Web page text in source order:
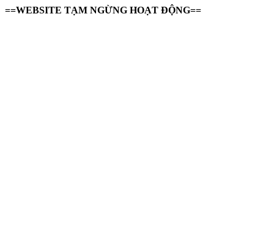
==WEBSITE TẠM NGỪNG HOẠT ĐỘNG==